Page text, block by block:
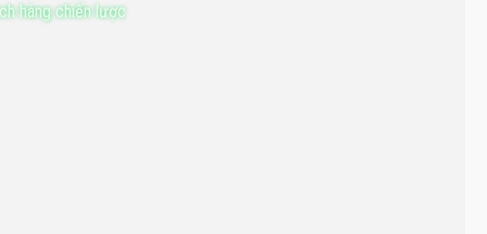
hàng chiến lược